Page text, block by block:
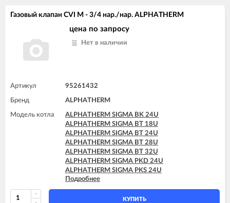
Газовый клапан CVI M - 3/4 нар./нар. ALPHATHERM
цена по запросу
Нет в наличии
Артикул 95261432
Бренд ALPHATHERM
Модель котла
ALPHATHERM SIGMA BK 24U
ALPHATHERM SIGMA BT 18U
ALPHATHERM SIGMA BT 24U
ALPHATHERM SIGMA BT 28U
ALPHATHERM SIGMA BT 32U
ALPHATHERM SIGMA PKD 24U
ALPHATHERM SIGMA PKS 24U
ALPHATHERM SIGMA PTD 24U
ALPHATHERM SIGMA PTD 28U
ALPHATHERM SIGMA PTS 18U
Подробнее
КУПИТЬ